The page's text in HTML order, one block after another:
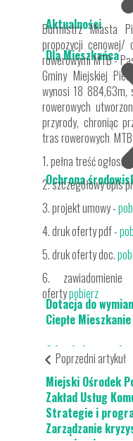
Aktualności
Dla Mieszkańca
Ochrona
Dotacja do
Ciepłe Mieszkanie
Odpady komunalne
Piechowicki
Miejski Ośrodek
Zakład Usług
Strategie i
Zarządzanie
Burmistrz Miasta
propozycji cenowej/
rowerowymi MTB -
Gminy Miejskiej
wynosi 18 884,63m,
rowerowych
przyrody, chroniąc
tras rowerowych
1. pełna treść
2. szczegółowy opis
3. projekt umowy -
4. druk oferty pdf -
5. druk oferty doc.
6.
ofertypobierz
Poprzedni artykuł